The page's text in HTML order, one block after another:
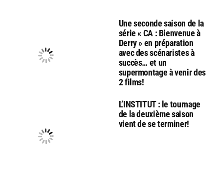
Une seconde saison de la
série « CA : Bienvenue à
Derry » en préparation
avec des scénaristes à
succès… et un
supermontage à venir des
2 films!
L’INSTITUT : le tournage
de la deuxième saison
vient de se terminer!